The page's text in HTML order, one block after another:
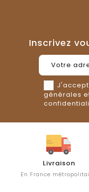
Inscrivez
générales
Livraison
En France